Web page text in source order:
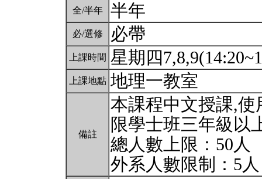
全/半年 半年
必/選修 必帶
上課時間 星期四
上課地點 地理一教室
備註
本課程中文授課,
限學士班三年級以
總人數上限：50人
外系人數限制：5